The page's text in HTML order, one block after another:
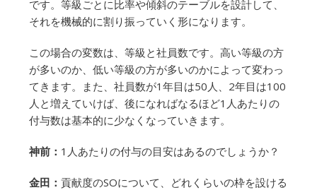
です。等級ごとに比率や傾斜のテーブルを設計して、
それを機械的に割り振っていく形になります。
この場合の変数は、等級と社員数です。高い等級の方
が多いのか、低い等級の方が多いのかによって変わっ
てきます。また、社員数が1年目は50人、2年目は100
人と増えていけば、後になればなるほど1人あたりの
付与数は基本的に少なくなっていきます。
神前： 1人あたりの付与の目安はあるのでしょうか？
金田： 貢献度のSOについて、どれくらいの枠を設ける